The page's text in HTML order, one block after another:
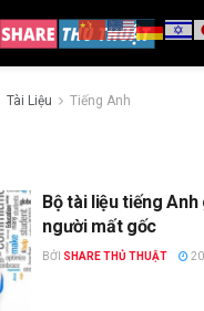
Tài Liệu Tiếng Anh
Bộ tài liệu tiếng
người mất gốc
BỞI SHARE THỦ THUẬT